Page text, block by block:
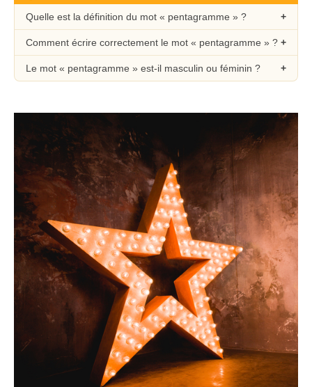
Quelle est la définition du mot « pentagramme » ?
Comment écrire correctement le mot « pentagramme » ?
Le mot « pentagramme » est-il masculin ou féminin ?